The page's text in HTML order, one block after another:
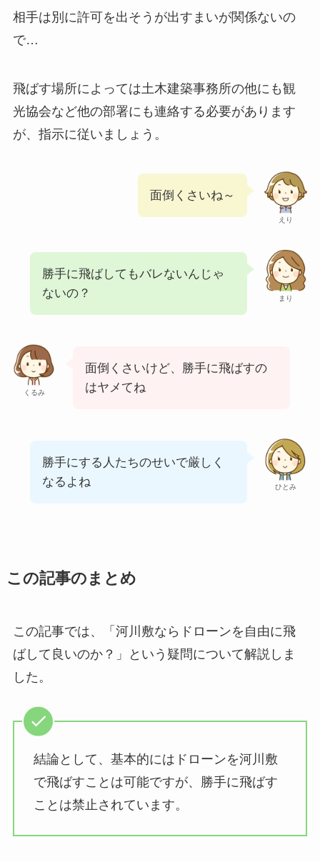
相手は別に許可を出そうが出すまいが関係ないの
で…
飛ばす場所によっては土木建築事務所の他にも観
光協会など他の部署にも連絡する必要があります
が、指示に従いましょう。
えり
面倒くさいね～
まり
勝手に飛ばしてもバレないんじゃ
ないの？
くるみ
面倒くさいけど、勝手に飛ばすの
はヤメてね
ひとみ
勝手にする人たちのせいで厳しく
なるよね
この記事のまとめ
この記事では、「河川敷ならドローンを自由に飛
ばして良いのか？」という疑問について解説しま
した。
結論として、基本的にはドローンを河川敷
で飛ばすことは可能ですが、勝手に飛ばす
ことは禁止されています。